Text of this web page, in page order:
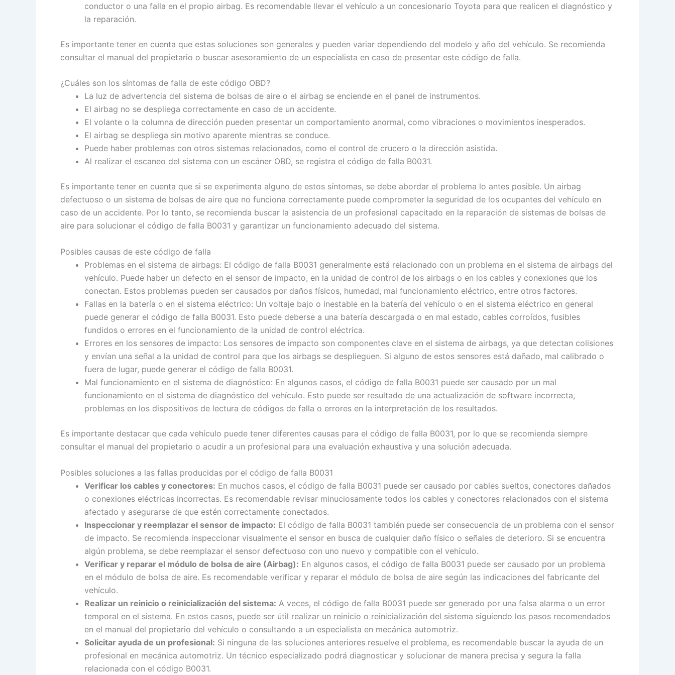
conductor o una falla en el propio airbag. Es recomendable llevar el vehículo a un concesionario Toyota para que realicen el diagnóstico y
la reparación.
Es importante tener en cuenta que estas soluciones son generales y pueden variar dependiendo del modelo y año del vehículo. Se recomienda
consultar el manual del propietario o buscar asesoramiento de un especialista en caso de presentar este código de falla.
¿Cuáles son los síntomas de falla de este código OBD?
La luz de advertencia del sistema de bolsas de aire o el airbag se enciende en el panel de instrumentos.
El airbag no se despliega correctamente en caso de un accidente.
El volante o la columna de dirección pueden presentar un comportamiento anormal, como vibraciones o movimientos inesperados.
El airbag se despliega sin motivo aparente mientras se conduce.
Puede haber problemas con otros sistemas relacionados, como el control de crucero o la dirección asistida.
Al realizar el escaneo del sistema con un escáner OBD, se registra el código de falla B0031.
Es importante tener en cuenta que si se experimenta alguno de estos síntomas, se debe abordar el problema lo antes posible. Un airbag
defectuoso o un sistema de bolsas de aire que no funciona correctamente puede comprometer la seguridad de los ocupantes del vehículo en
caso de un accidente. Por lo tanto, se recomienda buscar la asistencia de un profesional capacitado en la reparación de sistemas de bolsas de
aire para solucionar el código de falla B0031 y garantizar un funcionamiento adecuado del sistema.
Posibles causas de este código de falla
Problemas en el sistema de airbags: El código de falla B0031 generalmente está relacionado con un problema en el sistema de airbags del
vehículo. Puede haber un defecto en el sensor de impacto, en la unidad de control de los airbags o en los cables y conexiones que los
conectan. Estos problemas pueden ser causados por daños físicos, humedad, mal funcionamiento eléctrico, entre otros factores.
Fallas en la batería o en el sistema eléctrico: Un voltaje bajo o inestable en la batería del vehículo o en el sistema eléctrico en general
puede generar el código de falla B0031. Esto puede deberse a una batería descargada o en mal estado, cables corroídos, fusibles
fundidos o errores en el funcionamiento de la unidad de control eléctrica.
Errores en los sensores de impacto: Los sensores de impacto son componentes clave en el sistema de airbags, ya que detectan colisiones
y envían una señal a la unidad de control para que los airbags se desplieguen. Si alguno de estos sensores está dañado, mal calibrado o
fuera de lugar, puede generar el código de falla B0031.
Mal funcionamiento en el sistema de diagnóstico: En algunos casos, el código de falla B0031 puede ser causado por un mal
funcionamiento en el sistema de diagnóstico del vehículo. Esto puede ser resultado de una actualización de software incorrecta,
problemas en los dispositivos de lectura de códigos de falla o errores en la interpretación de los resultados.
Es importante destacar que cada vehículo puede tener diferentes causas para el código de falla B0031, por lo que se recomienda siempre
consultar el manual del propietario o acudir a un profesional para una evaluación exhaustiva y una solución adecuada.
Posibles soluciones a las fallas producidas por el código de falla B0031
Verificar los cables y conectores: En muchos casos, el código de falla B0031 puede ser causado por cables sueltos, conectores dañados
o conexiones eléctricas incorrectas. Es recomendable revisar minuciosamente todos los cables y conectores relacionados con el sistema
afectado y asegurarse de que estén correctamente conectados.
Inspeccionar y reemplazar el sensor de impacto: El código de falla B0031 también puede ser consecuencia de un problema con el sensor
de impacto. Se recomienda inspeccionar visualmente el sensor en busca de cualquier daño físico o señales de deterioro. Si se encuentra
algún problema, se debe reemplazar el sensor defectuoso con uno nuevo y compatible con el vehículo.
Verificar y reparar el módulo de bolsa de aire (Airbag): En algunos casos, el código de falla B0031 puede ser causado por un problema
en el módulo de bolsa de aire. Es recomendable verificar y reparar el módulo de bolsa de aire según las indicaciones del fabricante del
vehículo.
Realizar un reinicio o reinicialización del sistema: A veces, el código de falla B0031 puede ser generado por una falsa alarma o un error
temporal en el sistema. En estos casos, puede ser útil realizar un reinicio o reinicialización del sistema siguiendo los pasos recomendados
en el manual del propietario del vehículo o consultando a un especialista en mecánica automotriz.
Solicitar ayuda de un profesional: Si ninguna de las soluciones anteriores resuelve el problema, es recomendable buscar la ayuda de un
profesional en mecánica automotriz. Un técnico especializado podrá diagnosticar y solucionar de manera precisa y segura la falla
relacionada con el código B0031.